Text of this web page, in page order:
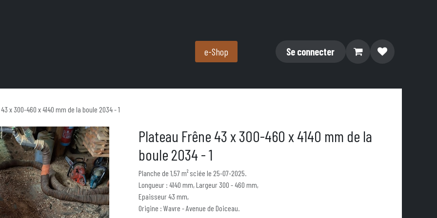
e-Shop Se connecter
x 300-460 x 4140 mm de la boule 2034 - 1
Plateau Frêne 43 x 300-460 x 4140 mm de la
boule 2034 - 1
Planche de 1,57 m² sciée le 25-07-2025.
Longueur : 4140 mm, Largeur 300 - 460 mm,
Epaisseur 43 mm,
Origine : Wavre - Avenue de Doiceau.